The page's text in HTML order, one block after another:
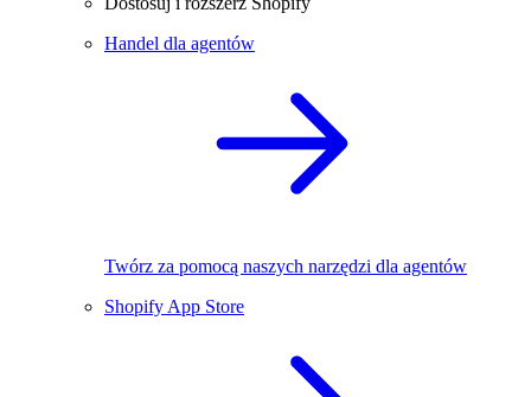
Handel dla agentów
Twórz za pomocą naszych narzędzi dla agentów
Shopify App Store